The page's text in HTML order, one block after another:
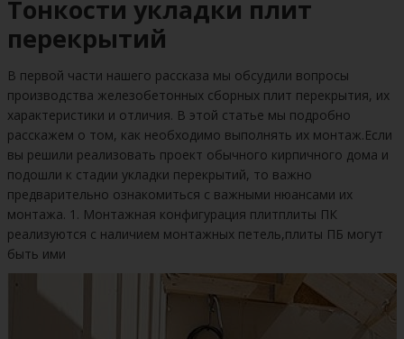
Тонкости укладки плит
перекрытий
В первой части нашего рассказа мы обсудили вопросы
производства железобетонных сборных плит перекрытия, их
характеристики и отличия. В этой статье мы подробно
расскажем о том, как необходимо выполнять их монтаж.Если
вы решили реализовать проект обычного кирпичного дома и
подошли к стадии укладки перекрытий, то важно
предварительно ознакомиться с важными нюансами их
монтажа. 1. Монтажная конфигурация плитплиты ПК
реализуются с наличием монтажных петель,плиты ПБ могут
быть ими